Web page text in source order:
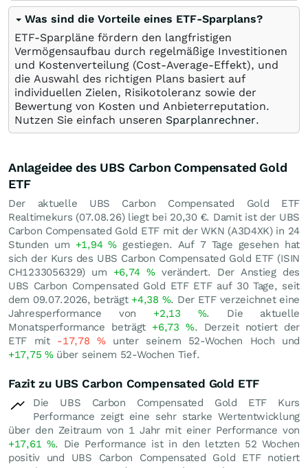
Was sind die Vorteile eines ETF-Sparplans?
ETF-Sparpläne fördern den langfristigen
Vermögensaufbau durch regelmäßige Investitionen
und Kostenverteilung (Cost-Average-Effekt), und
die Auswahl des richtigen Plans basiert auf
individuellen Zielen, Risikotoleranz sowie der
Bewertung von Kosten und Anbieterreputation.
Nutzen Sie einfach unseren Sparplanrechner.
Anlageidee des UBS Carbon Compensated Gold
ETF
Der aktuelle UBS Carbon Compensated Gold ETF
Realtimekurs (07.08.26) liegt bei 20,30 €. Damit ist der UBS
Carbon Compensated Gold ETF mit der WKN (A3D4XK) in 24
Stunden um +1,94% gestiegen. Auf 7 Tage gesehen hat
sich der Kurs des UBS Carbon Compensated Gold ETF (ISIN
CH1233056329) um +6,74%verändert. Der Anstieg des
UBS Carbon Compensated Gold ETF ETF auf 30 Tage, seit
dem 09.07.2026, beträgt +4,38 %. Der ETF verzeichnet eine
Jahresperformance von +2,13 %. Die aktuelle
Monatsperformance beträgt +6,73 %. Derzeit notiert der
ETF mit -17,78 %unter seinem 52-Wochen Hoch und
+17,75 %über seinem 52-Wochen Tief.
Fazit zu UBS Carbon Compensated Gold ETF
Die UBS Carbon Compensated Gold ETF Kurs
Performance zeigt eine sehr starke Wertentwicklung
über den Zeitraum von 1 Jahr mit einer Performance von
+17,61 %. Die Performance ist in den letzten 52 Wochen
positiv und UBS Carbon Compensated Gold ETF notiert